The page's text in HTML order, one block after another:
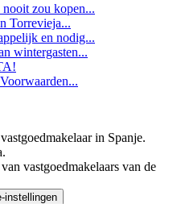
zou kopen...
Torrevieja...
en nodig...
wintergasten...
in Spanje.
vastgoedmakelaars van de
instellingen